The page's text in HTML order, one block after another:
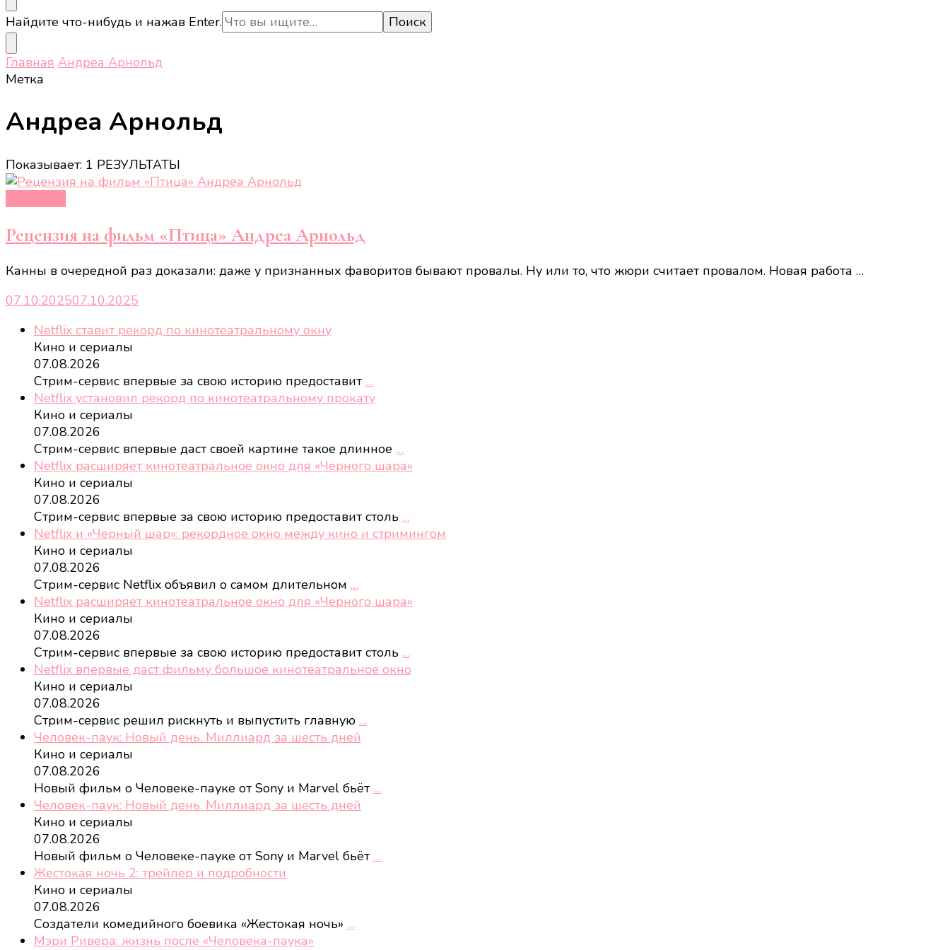
Ищите
что-
то?
Найдите что-нибудь и нажав Enter.
Главная Андреа Арнольд
Метка
Андреа Арнольд
Показывает: 1 РЕЗУЛЬТАТЫ
Рецензия на фильм «Птица» Андреа Арнольд
Канны в очередной раз доказали: даже у признанных фаворитов бывают провалы. Ну или то, что жюри считает провалом. Новая работа …
07.10.202507.10.2025
Netflix ставит рекорд по кинотеатральному окну
Кино и сериалы
07.08.2026
Стрим-сервис впервые за свою историю предоставит …
Netflix установил рекорд по кинотеатральному прокату
Кино и сериалы
07.08.2026
Стрим-сервис впервые даст своей картине такое длинное …
Netflix расширяет кинотеатральное окно для «Черного шара»
Кино и сериалы
07.08.2026
Стрим-сервис впервые за свою историю предоставит столь …
Netflix и «Черный шар»: рекордное окно между кино и стримингом
Кино и сериалы
07.08.2026
Стрим-сервис Netflix объявил о самом длительном …
Netflix расширяет кинотеатральное окно для «Черного шара»
Кино и сериалы
07.08.2026
Стрим-сервис впервые за свою историю предоставит столь …
Netflix впервые даст фильму большое кинотеатральное окно
Кино и сериалы
07.08.2026
Стрим-сервис решил рискнуть и выпустить главную …
Человек-паук: Новый день. Миллиард за шесть дней
Кино и сериалы
07.08.2026
Новый фильм о Человеке-пауке от Sony и Marvel бьёт …
Человек-паук: Новый день. Миллиард за шесть дней
Кино и сериалы
07.08.2026
Новый фильм о Человеке-пауке от Sony и Marvel бьёт …
Жестокая ночь 2: трейлер и подробности
Кино и сериалы
07.08.2026
Создатели комедийного боевика «Жестокая ночь» …
Мэри Ривера: жизнь после «Человека-паука»